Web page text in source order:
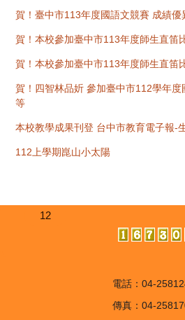
賀！臺中市113年度國語文競賽 成績優
賀！本校參加臺中市113年度師生直笛
賀！本校參加臺中市113年度師生直笛
賀！四智林品妡 參加臺中市112學年度
等
本校教學成果刊登 台中市教育電子報-
112上學期崑山小太陽
12
電話：04-
傳真：04-